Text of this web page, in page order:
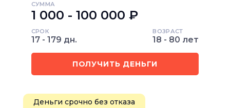
СУММА
1 000 - 100 000 ₽
СРОК
17 - 179 дн.
ВОЗРАСТ
18 - 80 лет
ПОЛУЧИТЬ ДЕНЬГИ
Деньги срочно без отказа